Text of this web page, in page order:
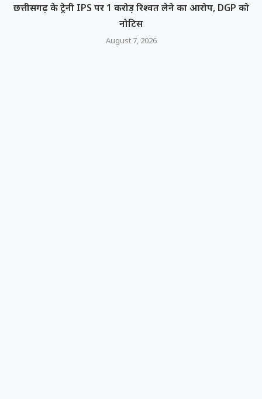
छत्तीसगढ़ के ट्रेनी IPS पर 1 करोड़ रिश्वत लेने का आरोप, DGP को
नोटिस
August 7, 2026